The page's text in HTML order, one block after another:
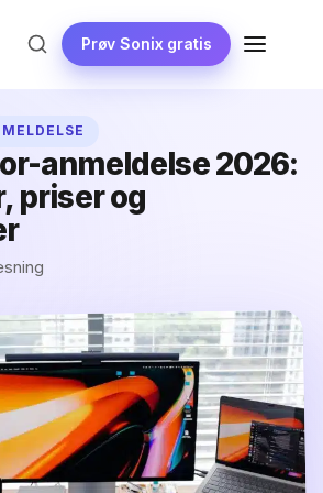
Prøv Sonix gratis MENU
anmeldelse 2026:
priser og